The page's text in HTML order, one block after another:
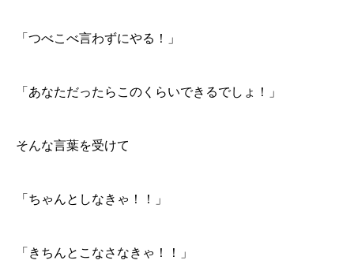
「つべこべ言わずにやる！」
「あなただったらこのくらいできるでしょ！」
そんな言葉を受けて
「ちゃんとしなきゃ！！」
「きちんとこなさなきゃ！！」